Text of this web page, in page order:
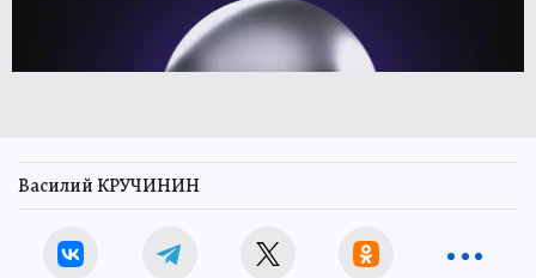
Василий КРУЧИНИН